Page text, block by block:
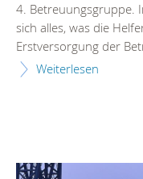
4. Betreuungsgruppe.
sich alles, was die
Erstversorgung der
Weiterlesen